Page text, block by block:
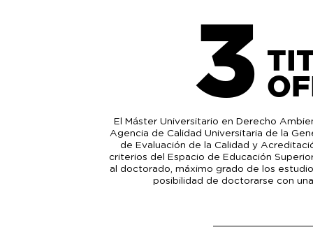
3
El Máster Universitario en Derecho
Agencia de Calidad Universitaria de la
de Evaluación de la Calidad y
criterios del Espacio de Educación
al doctorado, máximo grado de los
posibilidad de doctorarse con